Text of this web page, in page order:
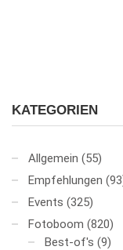
KATEGORIEN
Allgemein (55)
Empfehlungen
Events (325)
Fotoboom (820)
Best-of's (9)